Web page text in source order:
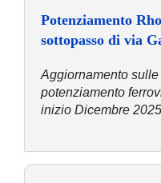
Potenziamento
sottopasso di via
Aggiornamento
potenziamento
inizio Dicembre